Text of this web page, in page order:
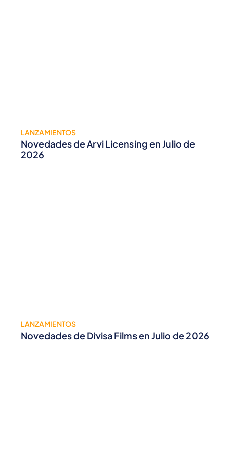
LANZAMIENTOS
Novedades de Arvi Licensing en Julio de
2026
LANZAMIENTOS
Novedades de Divisa Films en Julio de 2026